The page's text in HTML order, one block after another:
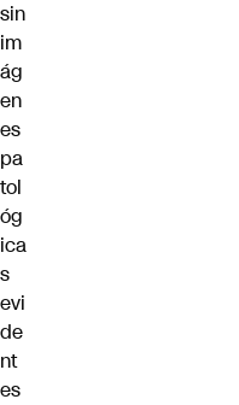
sin
im
ág
en
es
pa
tol
óg
ica
s
evi
de
nt
es